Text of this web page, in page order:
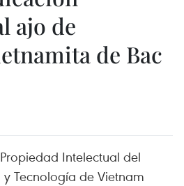
ajo de
de Bac
Intelectual del
Tecnología de Vietnam